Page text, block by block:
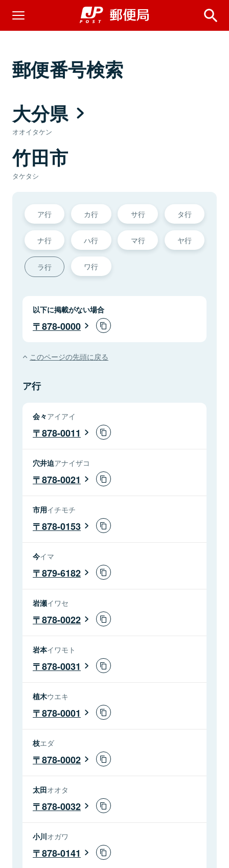
郵便番号検索
大分県
オオイタケン
竹田市
タケタシ
ア行 カ行 サ行 タ行
ナ行 ハ行 マ行 ヤ行
ラ行 ワ行
以下に掲載がない場合
878-0000
このページの先頭に戻る
ア行
会々アイアイ
878-0011
穴井迫アナイザコ
878-0021
市用イチモチ
878-0153
今イマ
879-6182
岩瀬イワセ
878-0022
岩本イワモト
878-0031
植木ウエキ
878-0001
枝エダ
878-0002
太田オオタ
878-0032
小川オガワ
878-0141